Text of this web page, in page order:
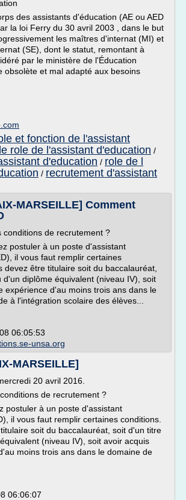
des assistants d'éducation (AE ou AED
la loi Ferry du 30 avril 2003 , dans le but
les maîtres d'internat (MI) et
(SE), dont le statut, remontant à
par le ministère de l'Éducation
obsolète et mal adapté aux besoins
et fonction de l'assistant
le role de l'assistant d'education /
d'education / role de l
/ recrutement d'assistant
MARSEILLE] Comment
conditions de recrutement ?
postuler à un poste d'assistant
il vous faut remplir certaines
devez être titulaire soit du baccalauréat,
d'un diplôme équivalent (niveau IV), soit
expérience d'au moins trois ans dans le
à l'intégration scolaire des élèves...
06:05:53
unsa.org
MARSEILLE]
20 avril 2016.
de recrutement ?
postuler à un poste d'assistant
il vous faut remplir certaines conditions.
soit du baccalauréat, soit d'un titre
(niveau IV), soit avoir acquis
moins trois ans dans le domaine de
06:06:07